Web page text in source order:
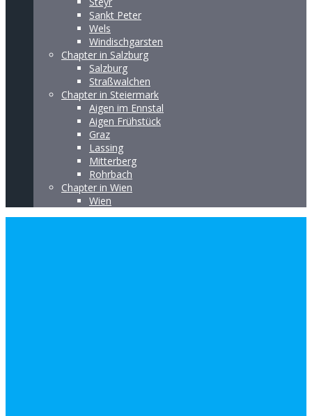
Sankt Peter
Wels
Windischgarsten
Chapter in Salzburg
Salzburg
Straßwalchen
Chapter in Steiermark
Aigen im Ennstal
Aigen Frühstück
Graz
Lassing
Mitterberg
Rohrbach
Chapter in Wien
Wien